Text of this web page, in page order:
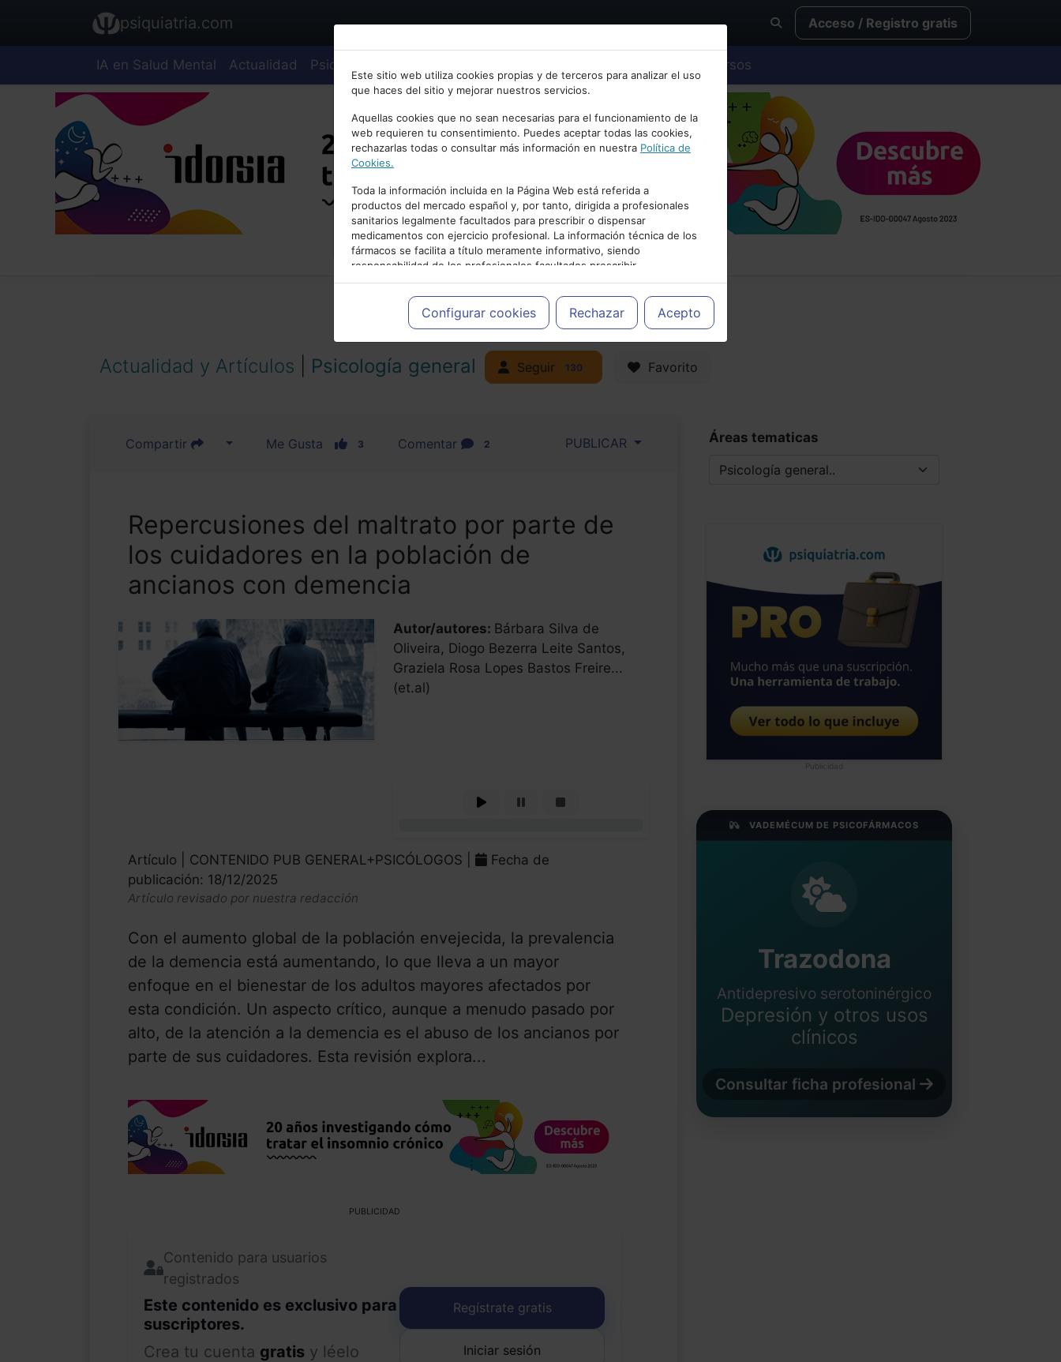
Bienvenid@ a psiquiatria.com
Escribe tu Email
Accede o regístrate con tu email.
Cancelar
psiquiatria.com Acceso / Registro gratis
IA en Salud Mental Actualidad Psiquiatría Cursos
Este sitio web utiliza cookies propias y de terceros para analizar el uso
que haces del sitio y mejorar nuestros servicios.
Aquellas cookies que no sean necesarias para el funcionamiento de la
web requieren tu consentimiento. Puedes aceptar todas las cookies,
rechazarlas todas o consultar más información en nuestra Política de
Cookies.
Toda la información incluida en la Página Web está referida a
productos del mercado español y, por tanto, dirigida a profesionales
sanitarios legalmente facultados para prescribir o dispensar
medicamentos con ejercicio profesional. La información técnica de los
fármacos se facilita a título meramente informativo, siendo
responsabilidad de los profesionales facultados prescribir
medicamentos y decidir, en cada caso concreto, el tratamiento más
adecuado a las necesidades del paciente.
Configurar cookies Rechazar Acepto
PUBLICIDAD
Actualidad y Artículos Psicología general Seguir 130 Favorito
Compartir Me Gusta 3 Comentar 2 PUBLICAR
Repercusiones del maltrato por parte de
los cuidadores en la población de
ancianos con demencia
Autor/autores: Bárbara Silva de
Oliveira, Diogo Bezerra Leite Santos,
Graziela Rosa Lopes Bastos Freire...
(et.al)
Artículo | CONTENIDO PUB GENERAL+PSICÓLOGOS |
Fecha de
publicación: 18/12/2025
Artículo revisado por nuestra redacción
Con el aumento global de la población envejecida, la prevalencia
de la demencia está aumentando, lo que lleva a un mayor
enfoque en el bienestar de los adultos mayores afectados por
esta condición. Un aspecto crítico, aunque a menudo pasado por
alto, de la atención a la demencia es el abuso de los ancianos por
parte de sus cuidadores. Esta revisión explora...
PUBLICIDAD
Contenido para usuarios
registrados
Este contenido es exclusivo para
suscriptores.
Crea tu cuenta gratis y léelo
Regístrate gratis
Iniciar sesión
Áreas tematicas
Publicidad
VADEMÉCUM DE PSICOFÁRMACOS
Trazodona
Antidepresivo serotoninérgico
Depresión y otros usos
clínicos
Consultar ficha profesional